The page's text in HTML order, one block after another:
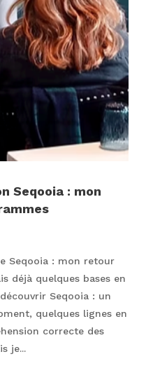
Seqooia : mon
Seqooia : mon retour
déjà quelques bases en
Seqooia : un
quelques lignes en
correcte des
je...